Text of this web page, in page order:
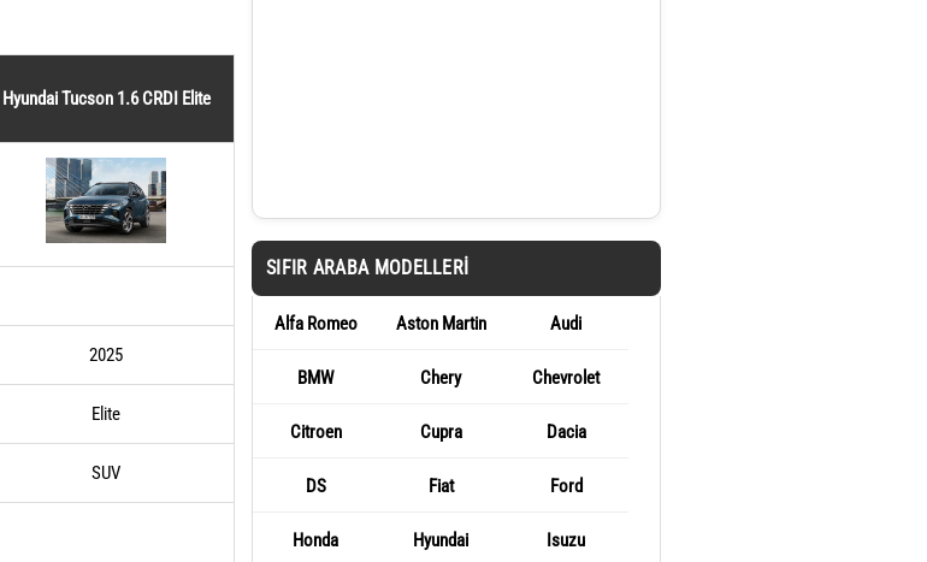
Hyundai Tucson 1.6 CRDI Elite
2025
Elite
SUV
SIFIR ARABA MODELLERI
Alfa Romeo Aston Martin Audi
BMW Chery Chevrolet
Citroen Cupra Dacia
DS Fiat Ford
Honda Hyundai Isuzu